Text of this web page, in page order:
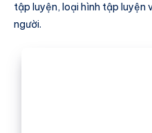
tập luyện, loại hình tập luyện
người.